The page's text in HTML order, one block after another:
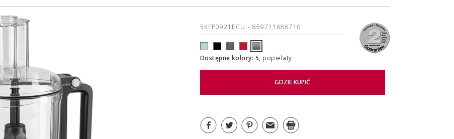
5KFP0921ECU - 859711686710
Dostępne kolory: 5, popielaty
GDZIE KUPIĆ